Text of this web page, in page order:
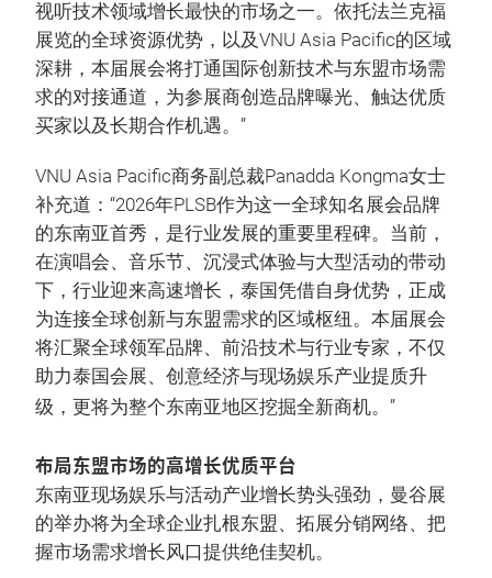
视听技术领域增长最快的市场之一。依托法兰克福
展览的全球资源优势，以及VNU Asia Pacific的区域
深耕，本届展会将打通国际创新技术与东盟市场需
求的对接通道，为参展商创造品牌曝光、触达优质
买家以及长期合作机遇。”
VNU Asia Pacific商务副总裁Panadda Kongma女士
补充道：“2026年PLSB作为这一全球知名展会品牌
的东南亚首秀，是行业发展的重要里程碑。当前，
在演唱会、音乐节、沉浸式体验与大型活动的带动
下，行业迎来高速增长，泰国凭借自身优势，正成
为连接全球创新与东盟需求的区域枢纽。本届展会
将汇聚全球领军品牌、前沿技术与行业专家，不仅
助力泰国会展、创意经济与现场娱乐产业提质升
级，更将为整个东南亚地区挖掘全新商机。”
布局东盟市场的高增长优质平台
东南亚现场娱乐与活动产业增长势头强劲，曼谷展
的举办将为全球企业扎根东盟、拓展分销网络、把
握市场需求增长风口提供绝佳契机。